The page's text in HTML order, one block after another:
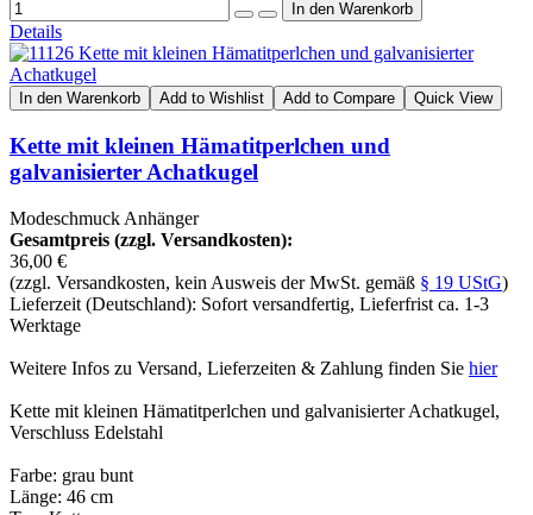
Details
In den Warenkorb Add to Wishlist Add to Compare Quick View
Kette mit kleinen Hämatitperlchen und
galvanisierter Achatkugel
Modeschmuck Anhänger
Gesamtpreis (zzgl. Versandkosten):
36,00 €
(zzgl. Versandkosten, kein Ausweis der MwSt. gemäß § 19 UStG)
Lieferzeit (Deutschland): Sofort versandfertig, Lieferfrist ca. 1-3
Werktage
Weitere Infos zu Versand, Lieferzeiten & Zahlung finden Sie hier
Kette mit kleinen Hämatitperlchen und galvanisierter Achatkugel,
Verschluss Edelstahl
Farbe: grau bunt
Länge: 46 cm